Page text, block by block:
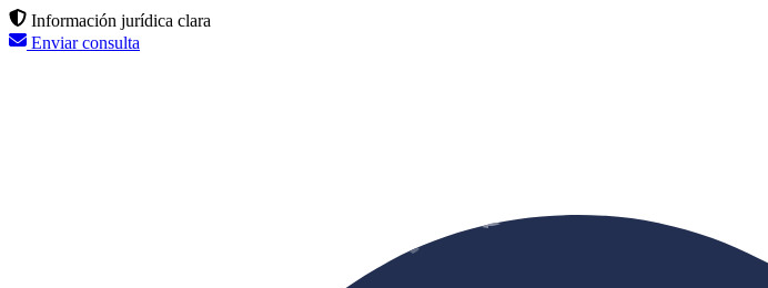
Información jurídica clara
Enviar consulta